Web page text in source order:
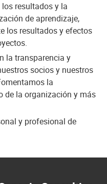
resultados y la
de aprendizaje,
los resultados y efectos
la transparencia y
socios y nuestros
la
de la organización y más
y profesional de